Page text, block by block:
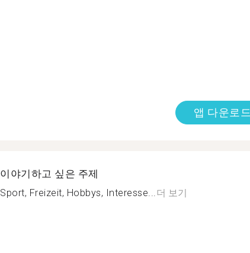
앱 다운로드
이야기하고 싶은 주제
Sport, Freizeit, Hobbys, Interesse...더 보기